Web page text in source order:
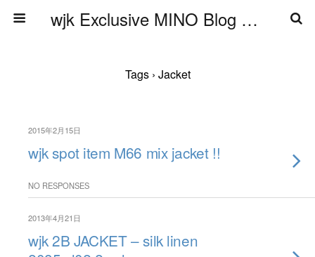
wjk Exclusive MINO Blog ブログ
Tags › Jacket
2015年2月15日
wjk spot item M66 mix jacket !!
NO RESPONSES
2013年4月21日
wjk 2B JACKET – silk linen